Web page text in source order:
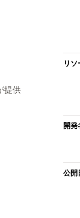
提供
リソ
開発
公開